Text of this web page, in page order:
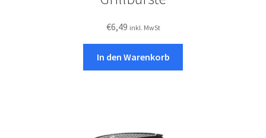
€6,49 inkl. MwSt
In den Warenkorb